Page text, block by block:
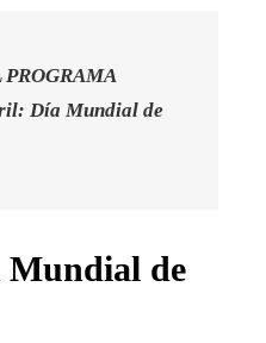
PROGRAMA
Día Mundial de
Mundial de